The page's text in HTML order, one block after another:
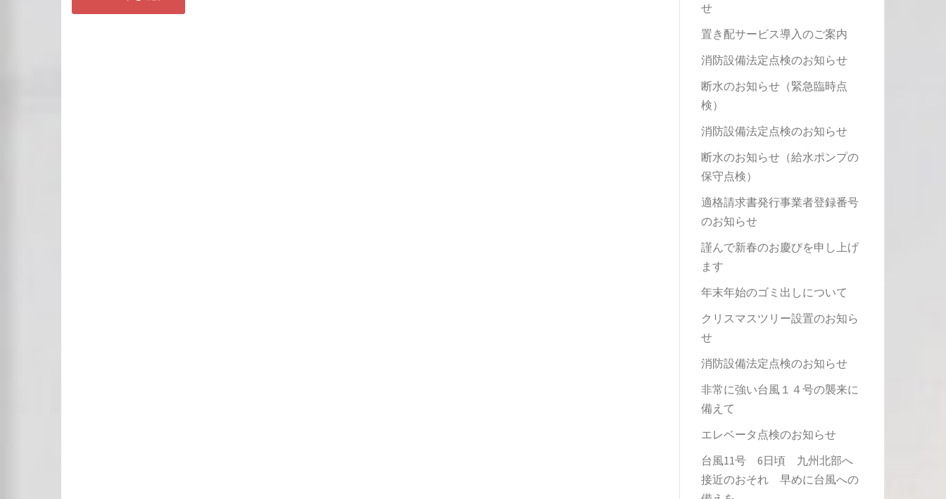
せ
置き配サービス導入のご案内
消防設備法定点検のお知らせ
断水のお知らせ（緊急臨時点
検）
消防設備法定点検のお知らせ
断水のお知らせ（給水ポンプの
保守点検）
適格請求書発行事業者登録番号
のお知らせ
謹んで新春のお慶びを申し上げ
ます
年末年始のゴミ出しについて
クリスマスツリー設置のお知ら
せ
消防設備法定点検のお知らせ
非常に強い台風１４号の襲来に
備えて
エレベータ点検のお知らせ
台風11号 6日頃 九州北部へ
接近のおそれ 早めに台風への